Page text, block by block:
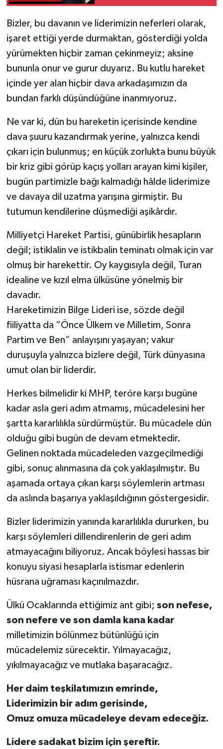
Bizler, bu davanın ve liderimizin neferleri olarak,
işaret ettiği yerde durmaktan, gösterdiği yolda
yürümekten hiçbir zaman çekinmeyiz; aksine
bununla onur ve gurur duyarız. Bu kutlu hareket
içinde yer alan hiçbir dava arkadaşımızın da
bundan farklı düşündüğüne inanmıyoruz.
Ne var ki, dün bu hareketin içerisinde kendine
dava şuuru kazandırmak yerine, yalnızca kendi
çıkarı için bulunmuş; en küçük zorlukta bunu büyük
bir kriz gibi görüp kaçış yolları arayan kimi kişiler,
bugün partimizle bağı kalmadığı hâlde liderimize
ve davaya dil uzatma yarışına girmiştir. Bu
tutumun kendilerine düşmediği aşikârdır.
Milliyetçi Hareket Partisi, günübirlik hesapların
değil; istiklalin ve istikbalin teminatı olmak için var
olmuş bir harekettir. Oy kaygısıyla değil, Turan
idealine ve kızıl elma ülküsüne yönelmiş bir
davadır.
Hareketimizin Bilge Lideri ise, sözde değil
fiiliyatta da “Önce Ülkem ve Milletim, Sonra
Partim ve Ben” anlayışını yaşayan; vakur
duruşuyla yalnızca bizlere değil, Türk dünyasına
umut olan bir liderdir.
Herkes bilmelidir ki MHP, teröre karşı bugüne
kadar asla geri adım atmamış, mücadelesini her
şartta kararlılıkla sürdürmüştür. Bu mücadele dün
olduğu gibi bugün de devam etmektedir.
Gelinen noktada mücadeleden vazgeçilmediği
gibi, sonuç alınmasına da çok yaklaşılmıştır. Bu
aşamada ortaya çıkan karşı söylemlerin artması
da aslında başarıya yaklaşıldığının göstergesidir.
Bizler liderimizin yanında kararlılıkla dururken, bu
karşı söylemleri dillendirenlerin de geri adım
atmayacağını biliyoruz. Ancak böylesi hassas bir
konuyu siyasi hesaplarla istismar edenlerin
hüsrana uğraması kaçınılmazdır.
Ülkü Ocaklarında ettiğimiz ant gibi; son nefese,
son nefere ve son damla kana kadar
milletimizin bölünmez bütünlüğü için
mücadelemiz sürecektir. Yılmayacağız,
yıkılmayacağız ve mutlaka başaracağız.
Her daim teşkilatımızın emrinde,
Liderimizin bir adım gerisinde,
Omuz omuza mücadeleye devam edeceğiz.
Lidere sadakat bizim için şereftir.